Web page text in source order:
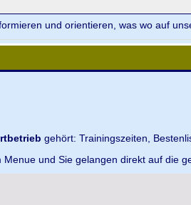
und orientieren, was wo auf
gehört: Trainingszeiten,
und Sie gelangen direkt auf die